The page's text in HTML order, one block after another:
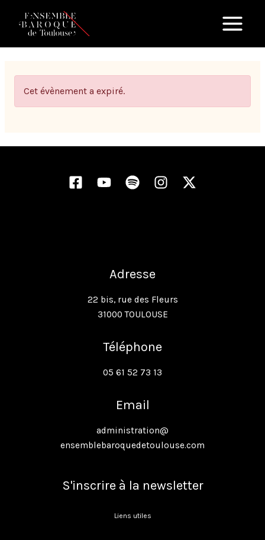
contenu
Cet évènement a expiré.
Adresse
22 bis, rue des Fleurs
31000 TOULOUSE
Téléphone
05 61 52 73 13
Email
administration@
ensemblebaroquedetoulouse.com
S'inscrire à la newsletter
Liens utiles